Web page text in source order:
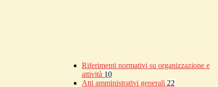
Riferimenti normativi su organizzazione e
attività 10
Atti amministrativi generali 22